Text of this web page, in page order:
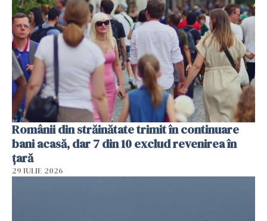
Românii din străinătate trimit în continuare
bani acasă, dar 7 din 10 exclud revenirea în
țară
29 IULIE 2026